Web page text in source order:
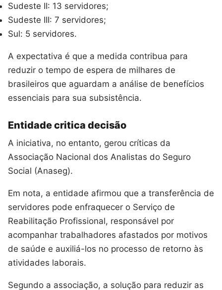
Sudeste II: 13 servidores;
Sudeste III: 7 servidores;
Sul: 5 servidores.
A expectativa é que a medida contribua para
reduzir o tempo de espera de milhares de
brasileiros que aguardam a análise de benefícios
essenciais para sua subsistência.
Entidade critica decisão
A iniciativa, no entanto, gerou críticas da
Associação Nacional dos Analistas do Seguro
Social (Anaseg).
Em nota, a entidade afirmou que a transferência de
servidores pode enfraquecer o Serviço de
Reabilitação Profissional, responsável por
acompanhar trabalhadores afastados por motivos
de saúde e auxiliá-los no processo de retorno às
atividades laborais.
Segundo a associação, a solução para reduzir as